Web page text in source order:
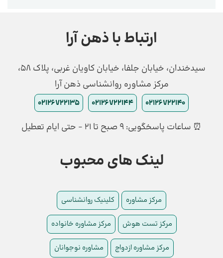
ارتباط با ذهن آرا
سیدخندان، خیابان جلفا، خیابان کاویان غربی، پلاک 58،
مرکز مشاوره روانشناسی ذهن آرا
02126722140
02126722144
02126722135
⏰ ساعات پاسخگویی: ۹ صبح تا ۲۱ - حتی ایام تعطیل
لینک های محبوب
مرکز مشاوره کلینیک روانشناسی
مرکز تست هوش مرکز مشاوره خانواده
مرکز مشاوره ازدواج مشاوره نوجوانان